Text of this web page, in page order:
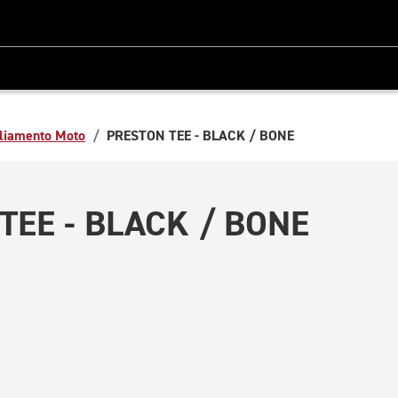
Moto PRESTON TEE - BLACK / BONE
- BLACK / BONE